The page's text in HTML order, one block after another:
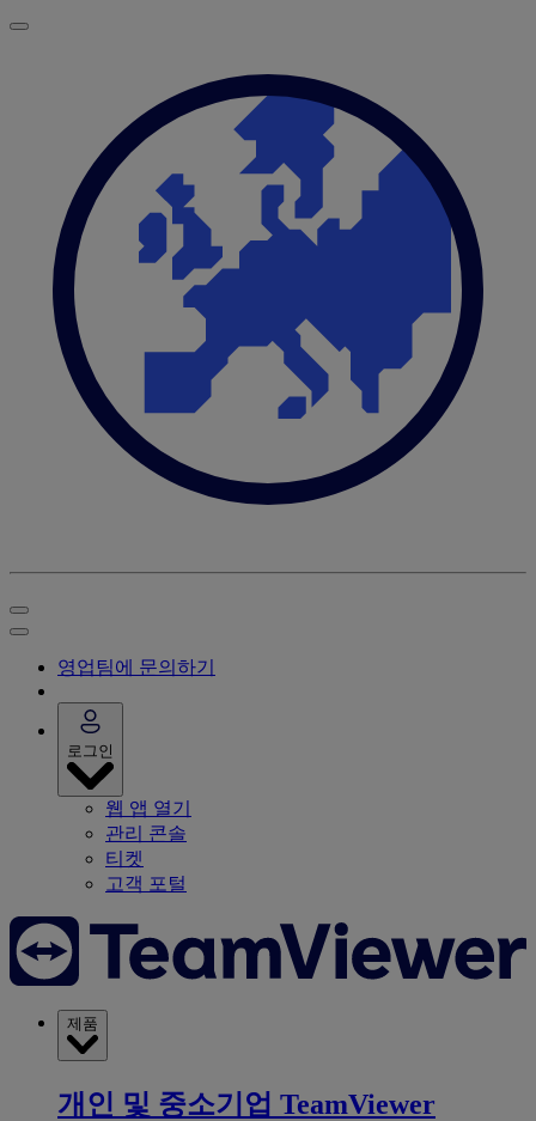
영업팀에 문의하기
로그인
웹 앱 열기
관리 콘솔
티켓
고객 포털
제품
개인 및 중소기업 TeamViewer